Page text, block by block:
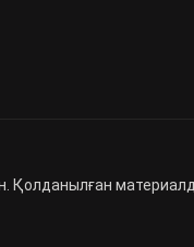
Қолданылған